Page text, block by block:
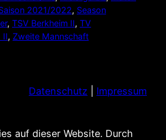
2021/2022, Season
, TSV Berkheim II, TV
II, Zweite Mannschaft
Datenschutz Impressum
auf dieser Website. Durch